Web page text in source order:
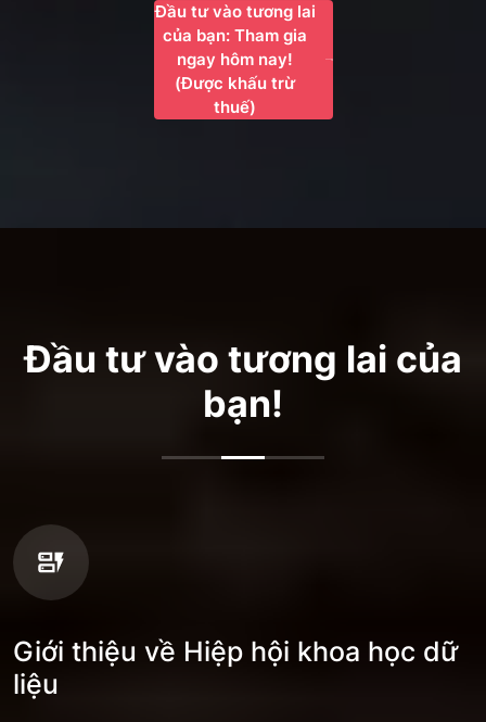
Đầu tư vào tương lai
của bạn: Tham gia
ngay hôm nay!
(Được khấu trừ
thuế)
Đầu tư vào tương lai của
bạn!
Giới thiệu về Hiệp hội khoa học dữ
liệu